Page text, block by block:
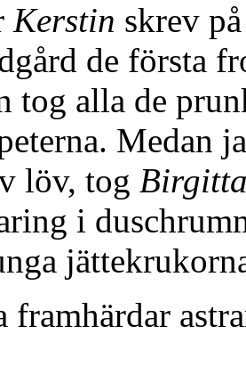
Kerstin skrev
de första
tog alla de
Medan
löv, tog
i
framhärdar